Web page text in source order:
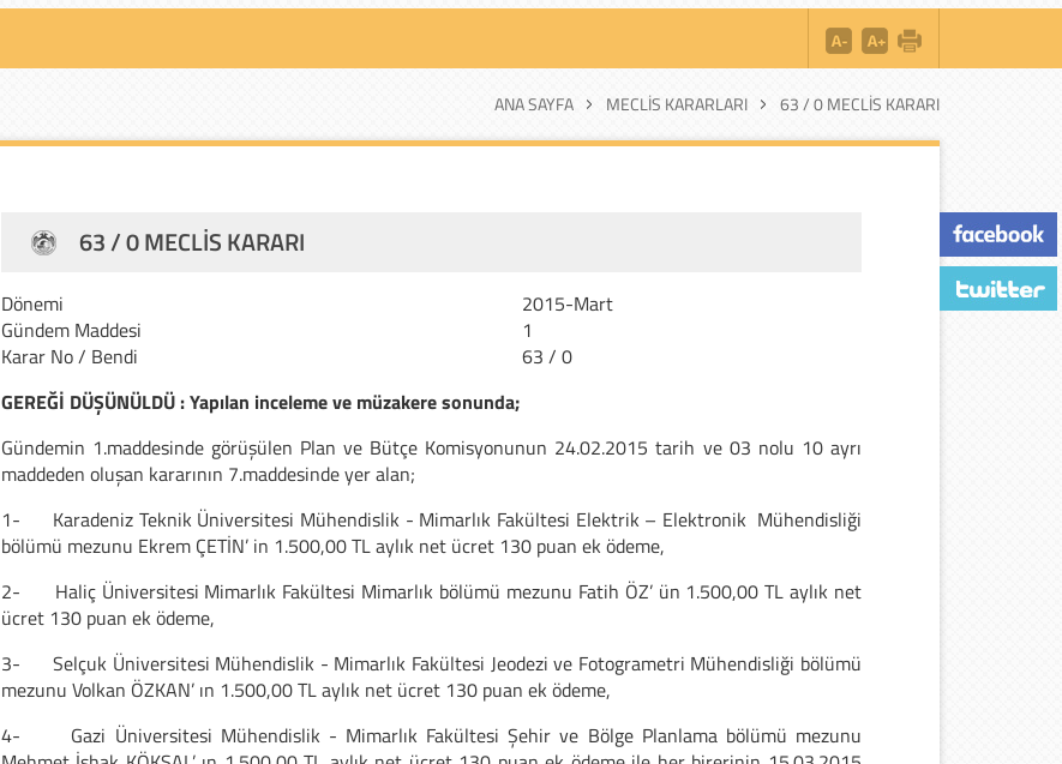
ANA SAYFA MECLIS KARARLARI 63 / 0 MECLIS KARARI
63 / 0 MECLIS KARARI
Dönemi
2015-Mart
Gündem Maddesi
1
Karar No / Bendi
63 / 0
GEREĞİ DÜŞÜNÜLDÜ : Yapılan inceleme ve müzakere sonunda;
Gündemin 1.maddesinde görüşülen Plan ve Bütçe Komisyonunun 24.02.2015 tarih ve 03 nolu 10 ayrı
maddeden oluşan kararının 7.maddesinde yer alan;
1-
Karadeniz Teknik Üniversitesi Mühendislik - Mimarlık Fakültesi Elektrik – Elektronik Mühendisliği
bölümü mezunu Ekrem ÇETİN’ in 1.500,00 TL aylık net ücret 130 puan ek ödeme,
2-
Haliç Üniversitesi Mimarlık Fakültesi Mimarlık bölümü mezunu Fatih ÖZ’ ün 1.500,00 TL aylık net
ücret 130 puan ek ödeme,
3-
Selçuk Üniversitesi Mühendislik - Mimarlık Fakültesi Jeodezi ve Fotogrametri Mühendisliği bölümü
mezunu Volkan ÖZKAN’ ın 1.500,00 TL aylık net ücret 130 puan ek ödeme,
4-
Gazi Üniversitesi Mühendislik - Mimarlık Fakültesi Şehir ve Bölge Planlama bölümü mezunu